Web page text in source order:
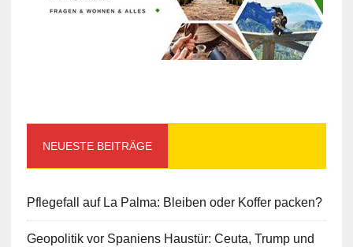
NEUESTE BEITRÄGE
Pflegefall auf La Palma: Bleiben oder Koffer packen?
Geopolitik vor Spaniens Haustür: Ceuta, Trump und